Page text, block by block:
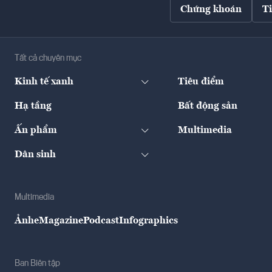
Chứng khoán
Tất cả chuyên mục
Kinh tế xanh Tiêu điểm
Hạ tầng Bất động sản
Ấn phẩm Multimedia
Dân sinh
Multimedia
ẢnheMagazinePodcastInfographics
Ban Biên tập